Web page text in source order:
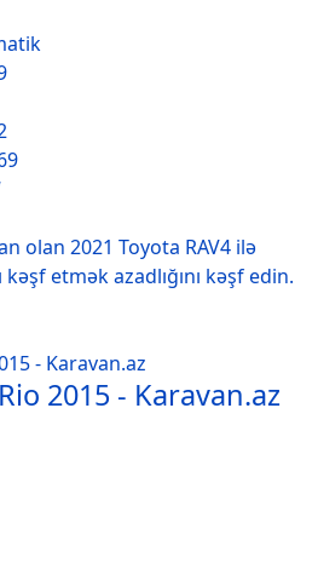
olan 2021 Toyota RAV4 ilə
kəşf etmək azadlığını kəşf edin.
2015 - Karavan.az